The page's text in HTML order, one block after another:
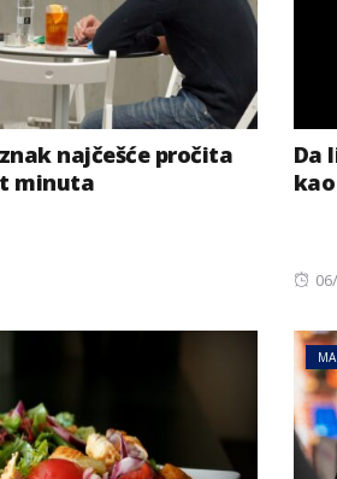
najčešće pročita
minuta
Da